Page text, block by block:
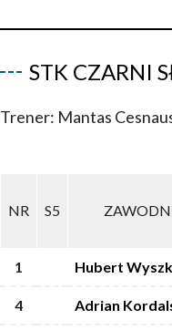
STK CZARNI
Trener: Mantas
NR S5
1 Hubert
4 Adrian
NR S5
1 Hubert
4 Adrian